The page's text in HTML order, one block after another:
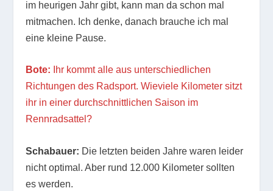
im heurigen Jahr gibt, kann man da schon mal
mitmachen. Ich denke, danach brauche ich mal
eine kleine Pause.
Bote: Ihr kommt alle aus unterschiedlichen
Richtungen des Radsport. Wieviele Kilometer sitzt
ihr in einer durchschnittlichen Saison im
Rennradsattel?
Schabauer: Die letzten beiden Jahre waren leider
nicht optimal. Aber rund 12.000 Kilometer sollten
es werden.